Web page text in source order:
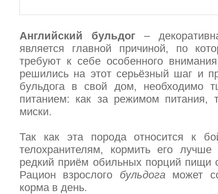
Английский бульдог –
является главной причиной, по
требуют к себе особенного
решились на этот серьёзный шаг и
бульдога в свой дом, необходимо
питанием: как за режимом питания,
миски.
Так как эта порода относится к
телохранителям, кормить его
редкий приём обильных порций пищи
Рацион взрослого бульдогаможет
корма в день.